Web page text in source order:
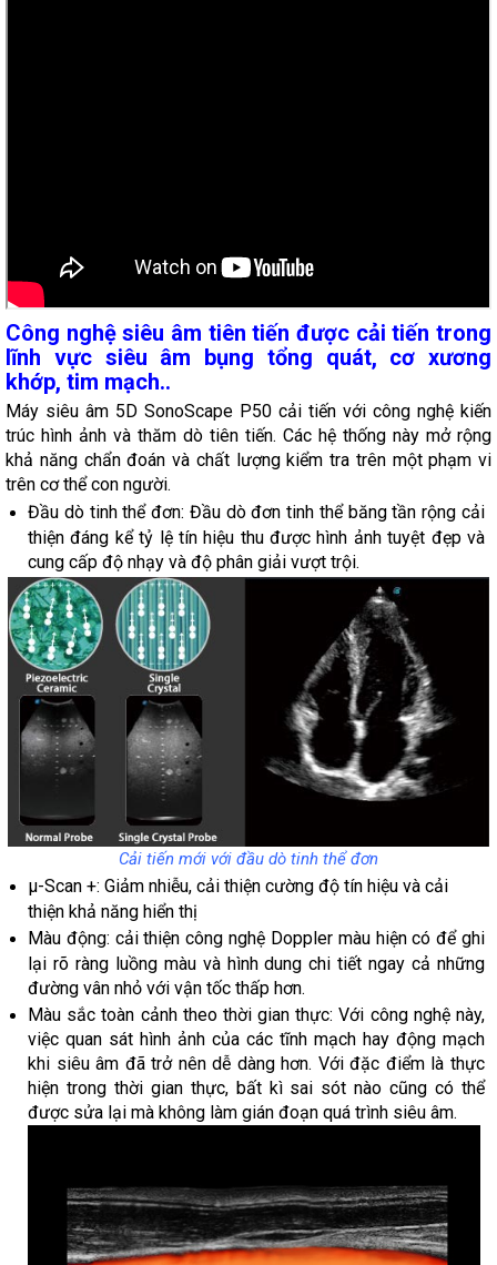
Công nghệ siêu âm tiên tiến được cải tiến trong
lĩnh vực siêu âm bụng tổng quát, cơ xương
khớp, tim mạch..
Máy siêu âm 5D SonoScape P50 cải tiến với công nghệ kiến
trúc hình ảnh và thăm dò tiên tiến. Các hệ thống này mở rộng
khả năng chẩn đoán và chất lượng kiểm tra trên một phạm vi
trên cơ thể con người.
Đầu dò tinh thể đơn: Đầu dò đơn tinh thể băng tần rộng cải
thiện đáng kể tỷ lệ tín hiệu thu được hình ảnh tuyệt đẹp và
cung cấp độ nhạy và độ phân giải vượt trội.
Cải tiến mới với đầu dò tinh thể đơn
μ-Scan +: Giảm nhiễu, cải thiện cường độ tín hiệu và cải
thiện khả năng hiển thị
Màu động: cải thiện công nghệ Doppler màu hiện có để ghi
lại rõ ràng luồng màu và hình dung chi tiết ngay cả những
đường vân nhỏ với vận tốc thấp hơn.
Màu sắc toàn cảnh theo thời gian thực: Với công nghệ này,
việc quan sát hình ảnh của các tĩnh mạch hay động mạch
khi siêu âm đã trở nên dễ dàng hơn. Với đặc điểm là thực
hiện trong thời gian thực, bất kì sai sót nào cũng có thể
được sửa lại mà không làm gián đoạn quá trình siêu âm.